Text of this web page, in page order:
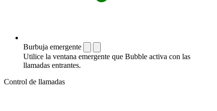
Burbuja emergente
Utilice la ventana emergente que Bubble activa con las
llamadas entrantes.
Control de llamadas